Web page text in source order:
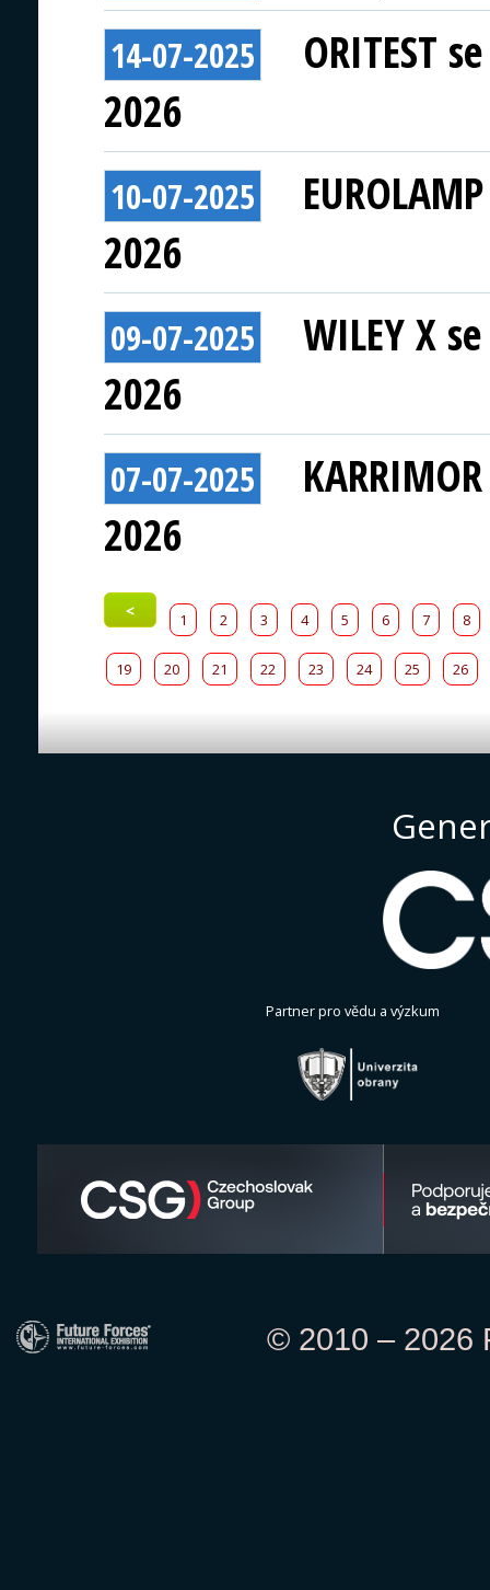
14-07-2025
ORITEST
2026
10-07-2025
2026
09-07-2025
WILEY X
2026
07-07-2025
2026
< 1 2 3 4 5 6 7 8
19 20 21 22 23 24 25 26
Partner pro vědu a výzkum
© 2010 – 2026